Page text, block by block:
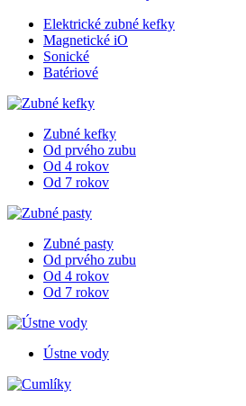
Elektrické zubné kefky
Magnetické iO
Sonické
Batériové
Zubné kefky
Od prvého zubu
Od 4 rokov
Od 7 rokov
Zubné pasty
Od prvého zubu
Od 4 rokov
Od 7 rokov
Ústne vody